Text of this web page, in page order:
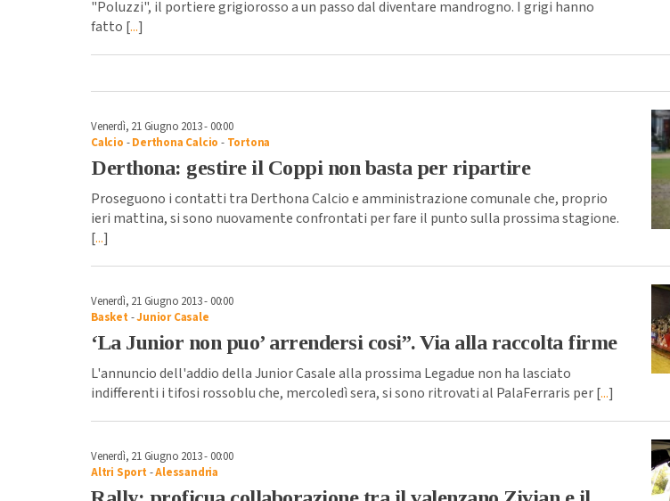
"Poluzzi", il portiere grigiorosso a un passo dal diventare mandrogno. I grigi hanno
fatto [...]
Venerdì, 21 Giugno 2013 - 00:00
Calcio -Derthona Calcio - Tortona
Derthona: gestire il Coppi non basta per ripartire
Proseguono i contatti tra Derthona Calcio e amministrazione comunale che, proprio
ieri mattina, si sono nuovamente confrontati per fare il punto sulla prossima stagione.
[...]
Venerdì, 21 Giugno 2013 - 00:00
Basket -Junior Casale
‘La Junior non puo’ arrendersi cosi”. Via alla raccolta firme
L'annuncio dell'addio della Junior Casale alla prossima Legadue non ha lasciato
indifferenti i tifosi rossoblu che, mercoledì sera, si sono ritrovati al PalaFerraris per [...]
Venerdì, 21 Giugno 2013 - 00:00
Altri Sport -Alessandria